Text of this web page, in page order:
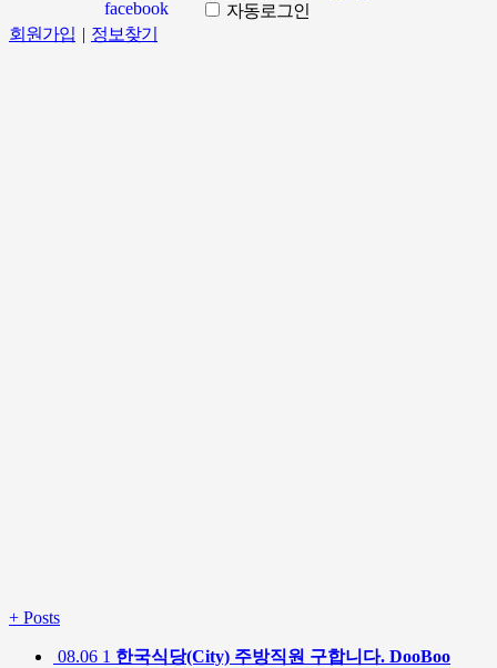
자동로그인
회원가입 | 정보찾기
+ Posts
08.06 1 한국식당(City) 주방직원 구합니다. DooBoo